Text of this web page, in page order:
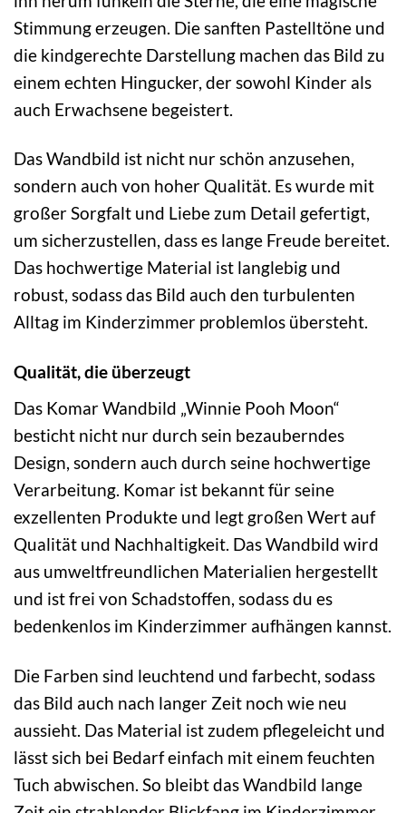
Stimmung erzeugen. Die sanften Pastelltöne und
die kindgerechte Darstellung machen das Bild zu
einem echten Hingucker, der sowohl Kinder als
auch Erwachsene begeistert.
Das Wandbild ist nicht nur schön anzusehen,
sondern auch von hoher Qualität. Es wurde mit
großer Sorgfalt und Liebe zum Detail gefertigt,
um sicherzustellen, dass es lange Freude bereitet.
Das hochwertige Material ist langlebig und
robust, sodass das Bild auch den turbulenten
Alltag im Kinderzimmer problemlos übersteht.
Qualität, die überzeugt
Das Komar Wandbild „Winnie Pooh Moon“
besticht nicht nur durch sein bezauberndes
Design, sondern auch durch seine hochwertige
Verarbeitung. Komar ist bekannt für seine
exzellenten Produkte und legt großen Wert auf
Qualität und Nachhaltigkeit. Das Wandbild wird
aus umweltfreundlichen Materialien hergestellt
und ist frei von Schadstoffen, sodass du es
bedenkenlos im Kinderzimmer aufhängen kannst.
Die Farben sind leuchtend und farbecht, sodass
das Bild auch nach langer Zeit noch wie neu
aussieht. Das Material ist zudem pflegeleicht und
lässt sich bei Bedarf einfach mit einem feuchten
Tuch abwischen. So bleibt das Wandbild lange